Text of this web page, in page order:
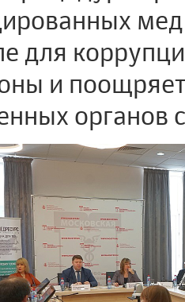
для
и
органов